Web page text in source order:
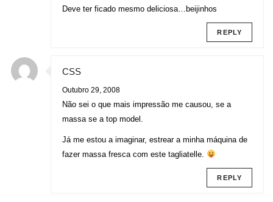
Deve ter ficado mesmo deliciosa…beijinhos
REPLY
CSS
Outubro 29, 2008
Não sei o que mais impressão me causou, se a
massa se a top model.
Já me estou a imaginar, estrear a minha máquina de
fazer massa fresca com este tagliatelle.
REPLY